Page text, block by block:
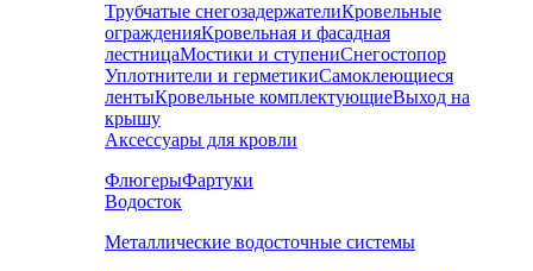
Трубчатые снегозадержателиКровельные
огражденияКровельная и фасадная
лестницаМостики и ступениСнегостопор
Уплотнители и герметикиСамоклеющиеся
лентыКровельные комплектующиеВыход на
крышу
Аксессуары для кровли
ФлюгерыФартуки
Водосток
Металлические водосточные системы